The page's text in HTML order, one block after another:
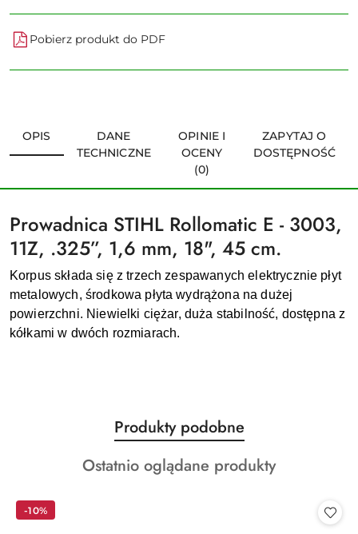
Pobierz produkt do PDF
OPIS
DANE
TECHNICZNE
OPINIE I
OCENY
(0)
ZAPYTAJ O
DOSTĘPNOŚĆ
Prowadnica STIHL Rollomatic E - 3003,
11Z, .325”, 1,6 mm, 18", 45 cm.
Korpus składa się z trzech zespawanych elektrycznie płyt
metalowych, środkowa płyta wydrążona na dużej
powierzchni. Niewielki ciężar, duża stabilność, dostępna z
kółkami w dwóch rozmiarach.
Pomiń karuzelę produktów
Produkty
o
statusie:
Produkty podobne
Produkty
Ostatnio oglądane produkty
-10%